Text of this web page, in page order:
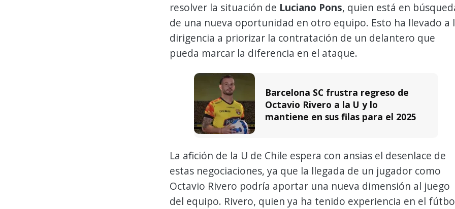
resolver la situación de Luciano Pons, quien está en
de una nueva oportunidad en otro equipo. Esto ha llevado a
dirigencia a priorizar la contratación de un delantero que
pueda marcar la diferencia en el ataque.
Barcelona SC frustra regreso de
Octavio Rivero a la U y lo
mantiene en sus filas para el 2025
La afición de la U de Chile espera con ansias el desenlace de
estas negociaciones, ya que la llegada de un jugador como
Octavio Rivero podría aportar una nueva dimensión al juego
del equipo. Rivero, quien ya ha tenido experiencia en el